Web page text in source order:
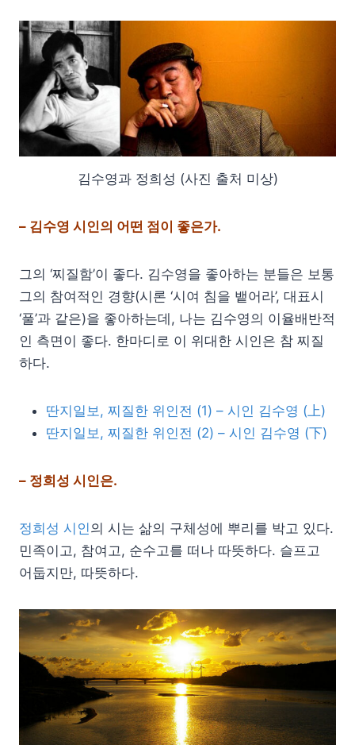
김수영과 정희성 (사진 출처 미상)
– 김수영 시인의 어떤 점이 좋은가.
그의 ‘찌질함’이 좋다. 김수영을 좋아하는 분들은 보통
그의 참여적인 경향(시론 ‘시여 침을 뱉어라’, 대표시
‘풀’과 같은)을 좋아하는데, 나는 김수영의 이율배반적
인 측면이 좋다. 한마디로 이 위대한 시인은 참 찌질
하다.
딴지일보, 찌질한 위인전 (1) – 시인 김수영 (上)
딴지일보, 찌질한 위인전 (2) – 시인 김수영 (下)
– 정희성 시인은.
정희성 시인의 시는 삶의 구체성에 뿌리를 박고 있다.
민족이고, 참여고, 순수고를 떠나 따뜻하다. 슬프고
어둡지만, 따뜻하다.